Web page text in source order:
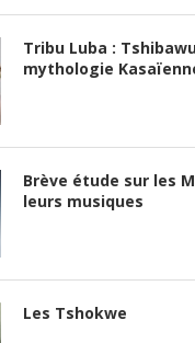
Tribu Luba :
mythologie
Brève étude sur les
leurs musiques
Les Tshokwe